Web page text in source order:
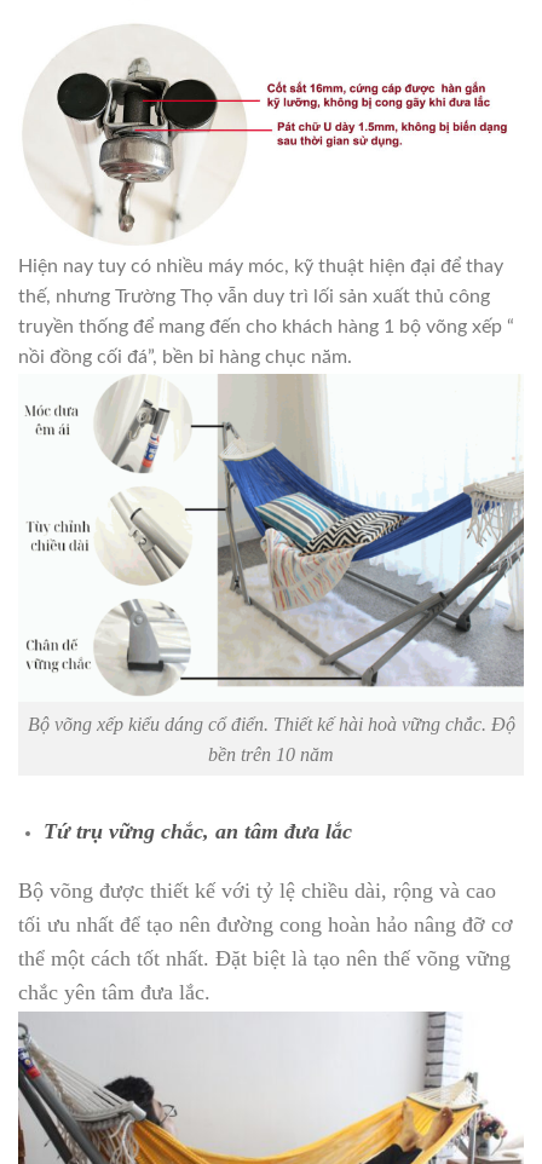
Hiện nay tuy có nhiều máy móc, kỹ thuật hiện đại để thay
thế, nhưng Trường Thọ vẫn duy trì lối sản xuất thủ công
truyền thống để mang đến cho khách hàng 1 bộ võng xếp “
nồi đồng cối đá”, bền bỉ hàng chục năm.
Bộ võng xếp kiểu dáng cổ điển. Thiết kế hài hoà vững chắc. Độ
bền trên 10 năm
Tứ trụ vững chắc, an tâm đưa lắc
Bộ võng được thiết kế với tỷ lệ chiều dài, rộng và cao
tối ưu nhất để tạo nên đường cong hoàn hảo nâng đỡ cơ
thể một cách tốt nhất. Đặt biệt là tạo nên thế võng vững
chắc yên tâm đưa lắc.